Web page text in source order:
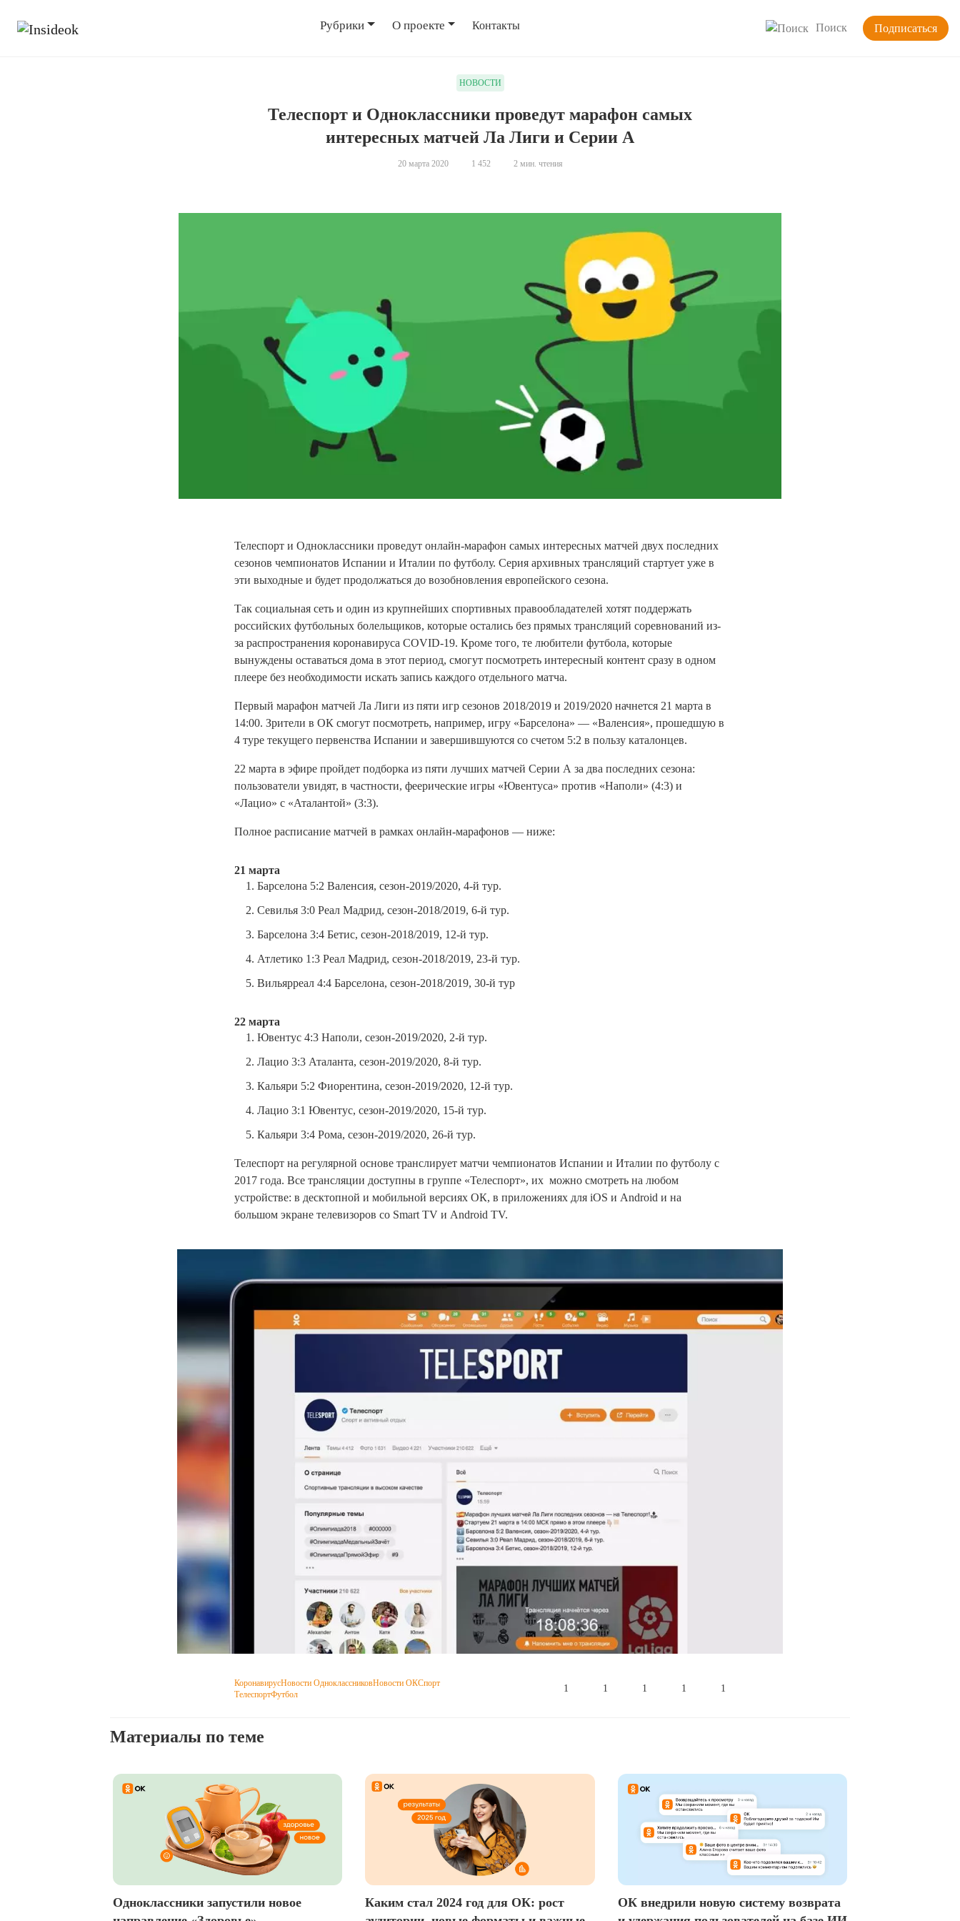
Рубрики О проекте Контакты Поиск Подписаться
НОВОСТИ
Телеспорт и Одноклассники проведут марафон самых
интересных матчей Ла Лиги и Серии А
20 марта 2020 1 452 2 мин. чтения
Телеспорт и Одноклассники проведут онлайн-марафон самых интересных матчей двух последних
сезонов чемпионатов Испании и Италии по футболу. Серия архивных трансляций стартует уже в
эти выходные и будет продолжаться до возобновления европейского сезона.
Так социальная сеть и один из крупнейших спортивных правообладателей хотят поддержать
российских футбольных болельщиков, которые остались без прямых трансляций соревнований из-
за распространения коронавируса COVID-19. Кроме того, те любители футбола, которые
вынуждены оставаться дома в этот период, смогут посмотреть интересный контент сразу в одном
плеере без необходимости искать запись каждого отдельного матча.
Первый марафон матчей Ла Лиги из пяти игр сезонов 2018/2019 и 2019/2020 начнется 21 марта в
14:00. Зрители в ОК смогут посмотреть, например, игру «Барселона» — «Валенсия», прошедшую в
4 туре текущего первенства Испании и завершившуются со счетом 5:2 в пользу каталонцев.
22 марта в эфире пройдет подборка из пяти лучших матчей Серии А за два последних сезона:
пользователи увидят, в частности, феерические игры «Ювентуса» против «Наполи» (4:3) и
«Лацио» с «Аталантой» (3:3).
Полное расписание матчей в рамках онлайн-марафонов — ниже:
21 марта
Барселона 5:2 Валенсия, сезон-2019/2020, 4-й тур.
Севилья 3:0 Реал Мадрид, сезон-2018/2019, 6-й тур.
Барселона 3:4 Бетис, сезон-2018/2019, 12-й тур.
Атлетико 1:3 Реал Мадрид, сезон-2018/2019, 23-й тур.
Вильярреал 4:4 Барселона, сезон-2018/2019, 30-й тур
22 марта
Ювентус 4:3 Наполи, сезон-2019/2020, 2-й тур.
Лацио 3:3 Аталанта, сезон-2019/2020, 8-й тур.
Кальяри 5:2 Фиорентина, сезон-2019/2020, 12-й тур.
Лацио 3:1 Ювентус, сезон-2019/2020, 15-й тур.
Кальяри 3:4 Рома, сезон-2019/2020, 26-й тур.
Телеспорт на регулярной основе транслирует матчи чемпионатов Испании и Италии по футболу с
2017 года. Все трансляции доступны в группе «Телеспорт», их можно смотреть на любом
устройстве: в десктопной и мобильной версиях ОК, в приложениях для iOS и Android и на
большом экране телевизоров со Smart TV и Android TV.
КоронавирусНовости ОдноклассниковНовости ОКСпорт
ТелеспортФутбол
1 1 1 1 1
Материалы по теме
Одноклассники запустили новое
Каким стал 2024 год для ОК: рост
ОК внедрили новую систему возврата